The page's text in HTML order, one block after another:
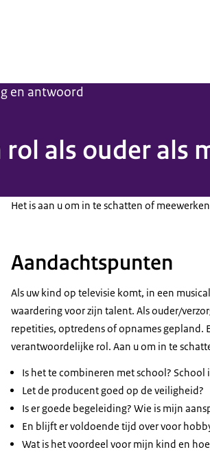
en antwoord
als ouder als
Het is aan u om in te schatten of
Aandachtspunten
Als uw kind op televisie komt, in een
waardering voor zijn talent. Als ouder/
repetities, optredens of opnames gepland.
verantwoordelijke rol. Aan u om in te
Is het te combineren met school? School
Let de producent goed op de veiligheid?
Is er goede begeleiding? Wie is mijn
En blijft er voldoende tijd over voor
Wat is het voordeel voor mijn kind en